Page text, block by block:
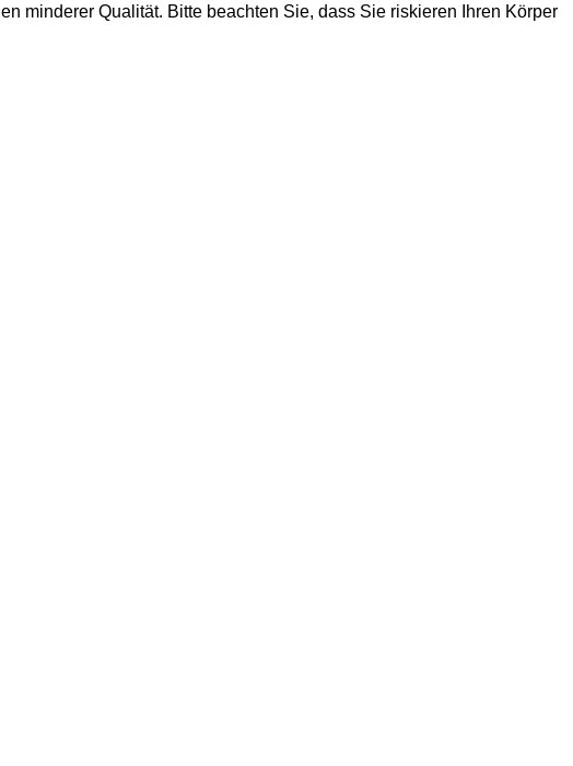
minderer Qualität. Bitte beachten Sie, dass Sie riskieren Ihren Körper